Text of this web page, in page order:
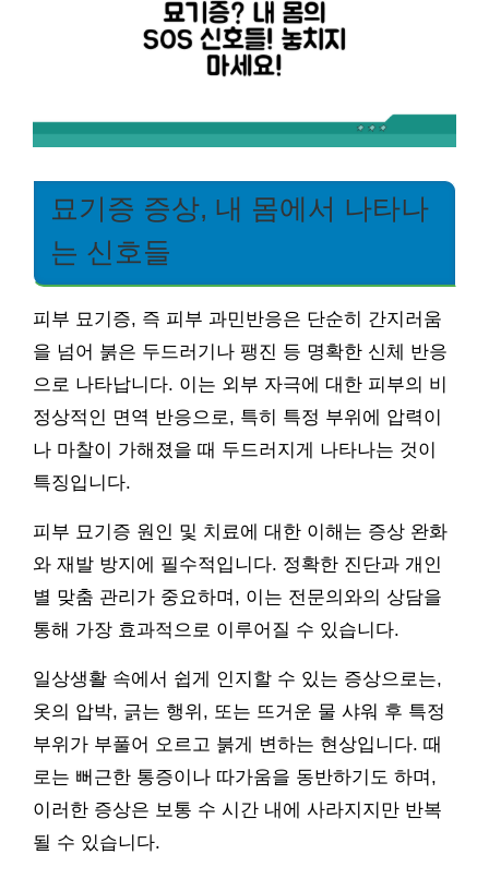
묘기증 증상, 내 몸에서 나타나
는 신호들
피부 묘기증, 즉 피부 과민반응은 단순히 간지러움
을 넘어 붉은 두드러기나 팽진 등 명확한 신체 반응
으로 나타납니다. 이는 외부 자극에 대한 피부의 비
정상적인 면역 반응으로, 특히 특정 부위에 압력이
나 마찰이 가해졌을 때 두드러지게 나타나는 것이
특징입니다.
피부 묘기증 원인 및 치료에 대한 이해는 증상 완화
와 재발 방지에 필수적입니다. 정확한 진단과 개인
별 맞춤 관리가 중요하며, 이는 전문의와의 상담을
통해 가장 효과적으로 이루어질 수 있습니다.
일상생활 속에서 쉽게 인지할 수 있는 증상으로는,
옷의 압박, 긁는 행위, 또는 뜨거운 물 샤워 후 특정
부위가 부풀어 오르고 붉게 변하는 현상입니다. 때
로는 뻐근한 통증이나 따가움을 동반하기도 하며,
이러한 증상은 보통 수 시간 내에 사라지지만 반복
될 수 있습니다.